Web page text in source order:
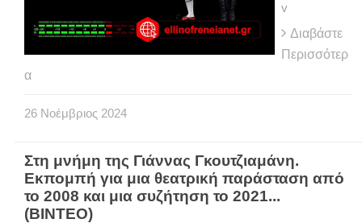
v
Διαβάστε
Περισσότερ
α
26 Νοέμβριος 2024
Στη μνήμη της Γιάννας Γκουτζιαμάνη.
Εκπομπή για μια θεατρική παράσταση από
το 2008 και μια συζήτηση το 2021...
(ΒΙΝΤΕΟ)